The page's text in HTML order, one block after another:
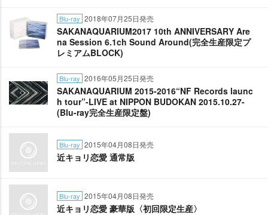
Blu-ray 2018年07月25日発売
SAKANAQUARIUM2017 10th ANNIVERSARY Are
na Session 6.1ch Sound Around(完全生産限定プ
レミアムBLOCK)
Blu-ray 2016年05月25日発売
SAKANAQUARIUM 2015-2016“NF Records launc
h tour”-LIVE at NIPPON BUDOKAN 2015.10.27-
(Blu-ray完全生産限定盤)
Blu-ray 2015年04月08日発売
近キョリ恋愛 通常版
Blu-ray 2015年04月08日発売
近キョリ恋愛 豪華版〈初回限定生産〉